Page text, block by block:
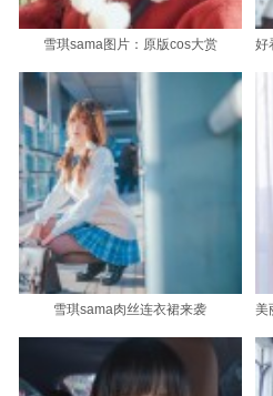
雪琪sama图片：原版cos大赏
雪琪sama肉丝连衣裙来袭